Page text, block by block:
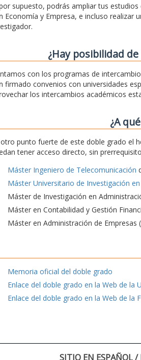
supuesto, podrás ampliar tus
Economía y Empresa, e incluso
¿Hay posibilidad
con los programas de
firmado convenios con universidades
los intercambios académicos
¿A
otro punto fuerte de este doble grado el
tener acceso directo, sin
Máster Ingeniero de Telecomunicación
Máster Universitario de Investigación
Máster de Investigación en
Máster en Contabilidad y Gestión
Máster en Administración de Empresas
Memoria oficial del doble grado
Enlace del doble grado en la Web de la
Enlace del doble grado en la Web de la
SITIO EN ESPAÑOL /